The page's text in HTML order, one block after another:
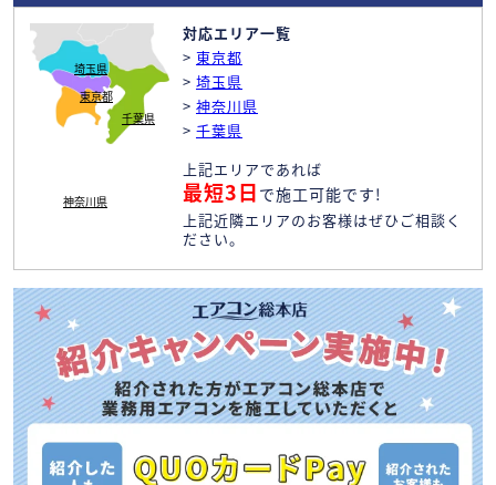
東京都
埼玉県
神奈川県
千葉県
対応エリア一覧
> 東京都
> 埼玉県
> 神奈川県
> 千葉県
上記エリアであれば
最短3日 で施工可能です!
上記近隣エリアのお客様はぜひご相談く
ださい。